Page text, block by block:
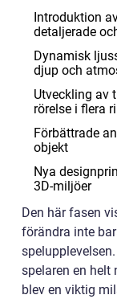
Introduktion
detaljerade
Dynamisk
djup och
Utveckling av
rörelse i flera
Förbättrade
objekt
Nya
3D-miljöer
Den här fasen
förändra inte
spelaren en helt
blev en viktig